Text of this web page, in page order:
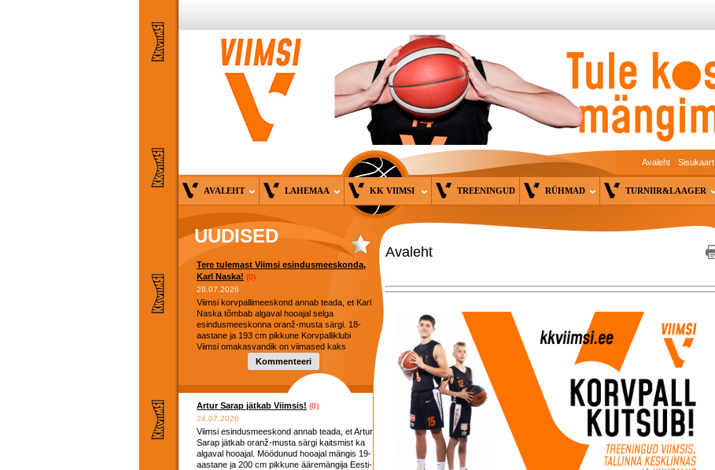
Avaleht Sisukaart
AVALEHT LAHEMAA KK VIIMSI TREENINGUD RÜHMAD TURNIIR&LAAGER
UUDISED
Tere tulemast Viimsi esindusmeeskonda,
Karl Naska! (0)
28.07.2026
Viimsi korvpallimeeskond annab teada, et Karl
Naska tõmbab algaval hooajal selga
esindusmeeskonna oranž-musta särgi. 18-
aastane ja 193 cm pikkune Korvpalliklubi
Viimsi omakasvandik on viimased kaks
Kommenteeri
Artur Sarap jätkab Viimsis! (0)
24.07.2026
Viimsi esindusmeeskond annab teada, et Artur
Sarap jätkab oranž-musta särgi kaitsmist ka
algaval hooajal. Möödunud hooajal mängis 19-
aastane ja 200 cm pikkune ääremängija Eesti-
Avaleht